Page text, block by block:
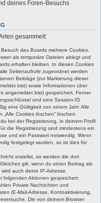
deines Foren-Besuchs
gesammelt:
des Boards mehrere Cookies.
als temporäre Dateien ablegt und
erhalten bleiben. In diesen Cookies
Seitenaufrufe zugeordnet werden
Beiträge (zur Markierung dieser
bist) sowie Informationen über
angemeldet bist) gespeichert. Ferner
und eine Session-ID
eine Gültigkeit von einem Jahr. Alle
Cookies löschen“ löschen.
bei der Registrierung, in deinem Profil
die Registrierung sind mindestens ein
und ein Passwort notwendig. Wenn
festgelegt wurden, so ist dies für
erstellst, so werden die dort
gilt, wenn du einen Beitrag als
auch deine IP-Adresse
folgenden Aktionen gespeichert:
Private Nachrichten und
(E-Mail-Adresse, Kontoaktivierung,
Die von deinem Browser